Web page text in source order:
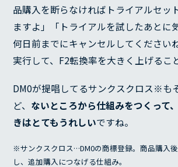
品購入を断らなければトライアルセッ
ますよ」「トライアルを試したあとに
何日前までにキャンセルしてください
実行して、F2転換率を大きく上げるこ
DM0が提唱してるサンクスクロス※も
ど、 ないところから仕組みをつくって
きはとてもうれしいですね。
※サンクスクロス…DM0の商標登録。商品購入
し、追加購入につなげる仕組み。